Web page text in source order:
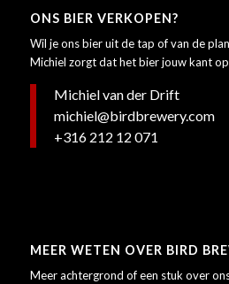
ONS BIER VERKOPEN?
Wil je ons bier uit de tap of van de
Michiel zorgt dat het bier jouw kant
Michiel van der Drift
michiel@birdbrewery.com
+316 212 12 071
MEER WETEN OVER BIRD
Meer achtergrond of een stuk over